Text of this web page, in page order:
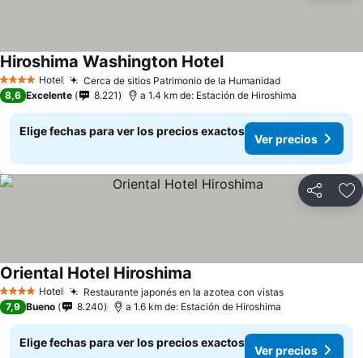
4 EstrellasHotel Cerca de sitios Patrimonio de la HumanidadVer precios
Hiroshima Washington HotelVer precios
8,6 Excelente 8.221 a 1.4 km de: Estación de Hiroshima
Elige fechas para ver los precios exactos
Ver precios
Compartir
4 EstrellasHotel Restaurante japonés en la azotea con vistasVer precios
Oriental Hotel Hiroshima
7,9 Bueno 8.240 a 1.6 km de: Estación de Hiroshima
Elige fechas para ver los precios exactos
Ver precios